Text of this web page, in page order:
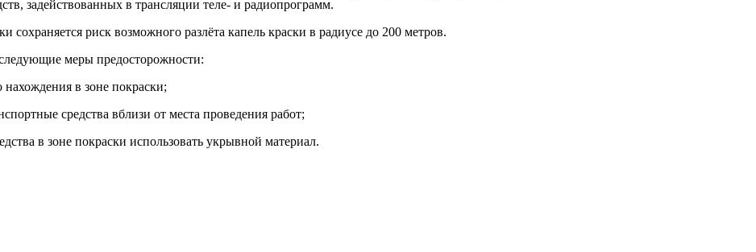
задействованных в трансляции теле- и радиопрограмм.
риск возможного разлёта капель краски в радиусе до 200 метров.
меры предосторожности:
нахождения в зоне покраски;
средства вблизи от места проведения работ;
в зоне покраски использовать укрывной материал.